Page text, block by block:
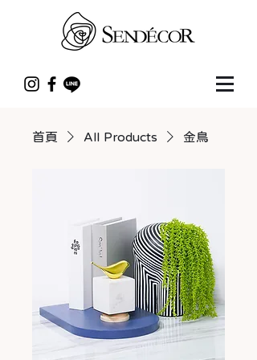
首頁 All Products 金鳥